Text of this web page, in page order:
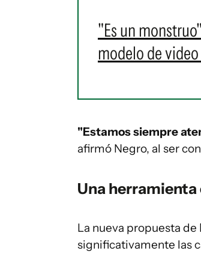
"Es un
modelo de
"Estamos siempre
afirmó Negro, al ser
Una
La nueva propuesta
significativamente las